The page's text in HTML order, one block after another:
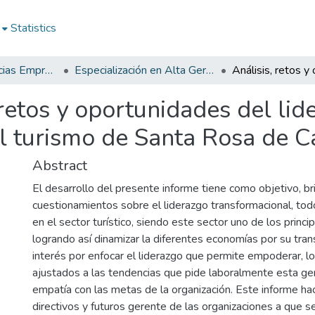
Statistics
Facultad de Ciencias Empresariales Especialización en Alta Gerencia
y oportunidades del
de Santa Rosa de
Abstract
El desarrollo del presente informe tiene como objetivo,
cuestionamientos sobre el liderazgo transformacional,
en el sector turístico, siendo este sector uno de los
logrando así dinamizar la diferentes economías por su
interés por enfocar el liderazgo que permite empoderar,
ajustados a las tendencias que pide laboralmente esta
empatía con las metas de la organización. Este informe
directivos y futuros gerente de las organizaciones a que